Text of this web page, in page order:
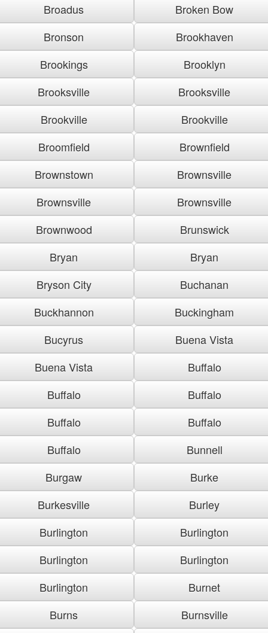
Broadus
Broken Bow
Bronson
Brookhaven
Brookings
Brooklyn
Brooksville
Brooksville
Brookville
Brookville
Broomfield
Brownfield
Brownstown
Brownsville
Brownsville
Brownsville
Brownwood
Brunswick
Bryan
Bryan
Bryson City
Buchanan
Buckhannon
Buckingham
Bucyrus
Buena Vista
Buena Vista
Buffalo
Buffalo
Buffalo
Buffalo
Buffalo
Buffalo
Bunnell
Burgaw
Burke
Burkesville
Burley
Burlington
Burlington
Burlington
Burlington
Burlington
Burnet
Burns
Burnsville